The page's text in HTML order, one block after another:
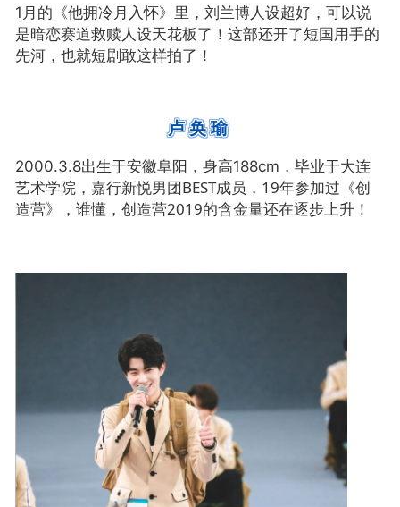
1月的 《他拥冷月入怀》里，刘兰博人设超好，可以说
是暗恋赛道救赎人设天花板了！这部还开了短国用手的
先河，也就短剧敢这样拍了！
卢奂瑜
2000.3.8出生于安徽阜阳，身高188cm，毕业于大连
艺术学院，嘉行新悦男团BEST成员，19年参加过《创
造营》，谁懂，创造营2019的含金量还在逐步上升！